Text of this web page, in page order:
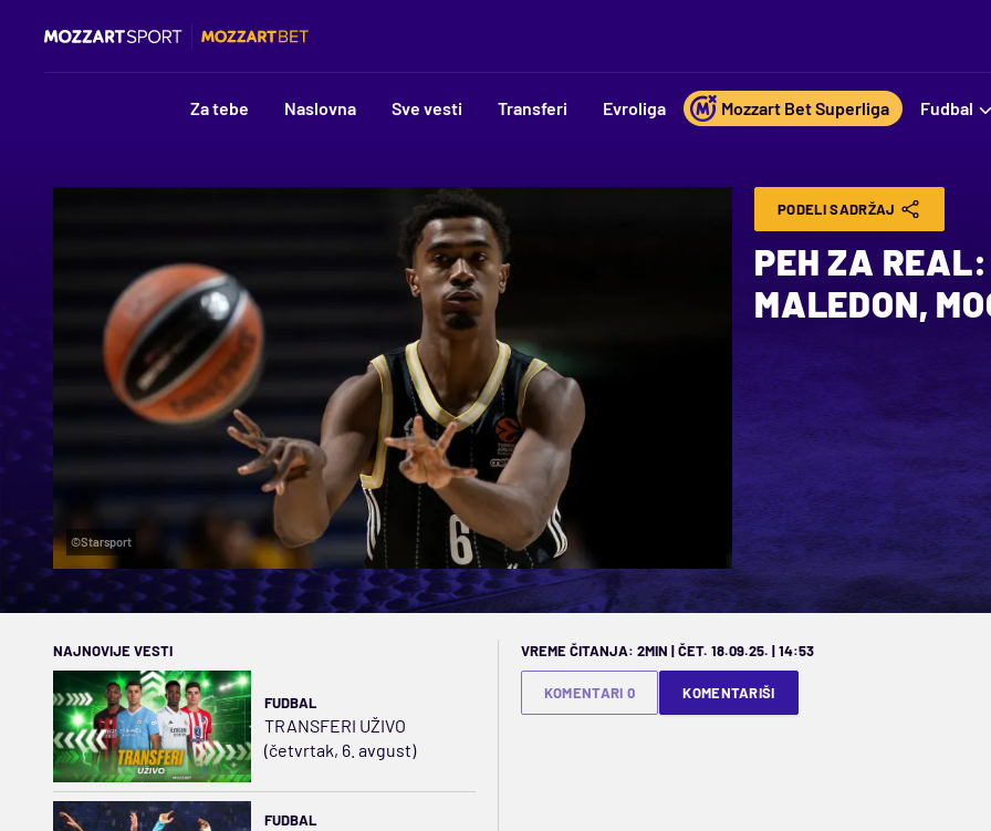
Za tebe Naslovna Sve vesti Transferi Evroliga Mozzart Bet Superliga Fudbal
©Starsport
PODELI SADRŽAJ
PEH ZA REAL:
MALEDON,
NAJNOVIJE VESTI
FUDBAL
TRANSFERI UŽIVO
(četvrtak, 6. avgust)
FUDBAL
VREME ČITANJA: 2MIN | ČET. 18.09.25. | 14:53
KOMENTARI 0 KOMENTARIŠI